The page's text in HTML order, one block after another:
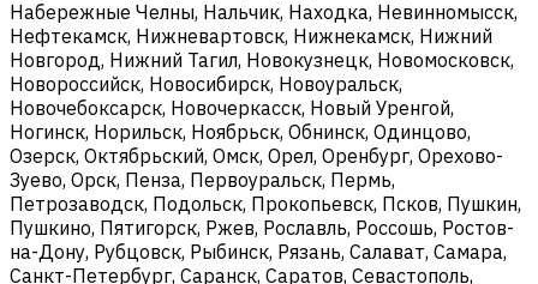
Набережные Челны, Нальчик, Находка, Невинномысск,
Нефтекамск, Нижневартовск, Нижнекамск, Нижний
Новгород, Нижний Тагил, Новокузнецк, Новомосковск,
Новороссийск, Новосибирск, Новоуральск,
Новочебоксарск, Новочеркасск, Новый Уренгой,
Ногинск, Норильск, Ноябрьск, Обнинск, Одинцово,
Озерск, Октябрьский, Омск, Орел, Оренбург, Орехово-
Зуево, Орск, Пенза, Первоуральск, Пермь,
Петрозаводск, Подольск, Прокопьевск, Псков, Пушкин,
Пушкино, Пятигорск, Ржев, Рославль, Россошь, Ростов-
на-Дону, Рубцовск, Рыбинск, Рязань, Салават, Самара,
Санкт-Петербург, Саранск, Саратов, Севастополь,